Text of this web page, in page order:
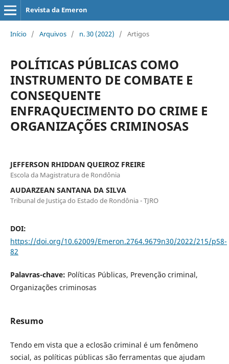
Revista da Emeron
Início / Arquivos / n. 30 (2022) / Artigos
POLÍTICAS PÚBLICAS COMO
INSTRUMENTO DE COMBATE E
CONSEQUENTE
ENFRAQUECIMENTO DO CRIME E
ORGANIZAÇÕES CRIMINOSAS
JEFFERSON RHIDDAN QUEIROZ FREIRE
Escola da Magistratura de Rondônia
AUDARZEAN SANTANA DA SILVA
Tribunal de Justiça do Estado de Rondônia - TJRO
DOI:
https://doi.org/10.62009/Emeron.2764.9679n30/2022/215/p58-
82
Palavras-chave: Políticas Públicas, Prevenção criminal,
Organizações criminosas
Resumo
Tendo em vista que a eclosão criminal é um fenômeno
social, as políticas públicas são ferramentas que ajudam